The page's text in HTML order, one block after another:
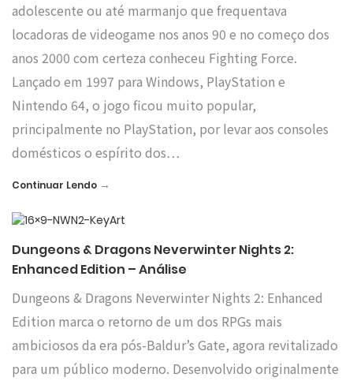
adolescente ou até marmanjo que frequentava
locadoras de videogame nos anos 90 e no começo dos
anos 2000 com certeza conheceu Fighting Force.
Lançado em 1997 para Windows, PlayStation e
Nintendo 64, o jogo ficou muito popular,
principalmente no PlayStation, por levar aos consoles
domésticos o espírito dos…
Continuar Lendo →
Dungeons & Dragons Neverwinter Nights 2:
Enhanced Edition – Análise
Dungeons & Dragons Neverwinter Nights 2: Enhanced
Edition marca o retorno de um dos RPGs mais
ambiciosos da era pós-Baldur’s Gate, agora revitalizado
para um público moderno. Desenvolvido originalmente